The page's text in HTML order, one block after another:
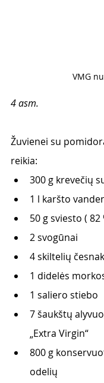
VMG
4 asm.
Žuvienei su
reikia:
300 g krevečių
1 l karšto
50 g sviesto ( 82
2 svogūnai
4 skiltelių
1 didelės
1 saliero stiebo
7 šaukštų
„Extra Virgin“
800 g
odelių